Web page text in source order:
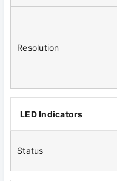
Resolution
LED Indicators
Status